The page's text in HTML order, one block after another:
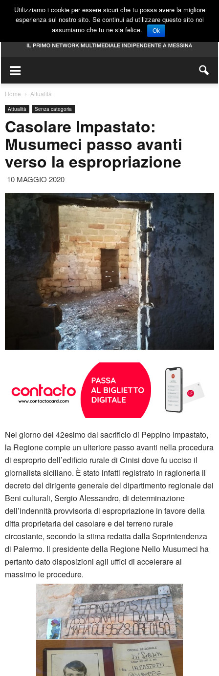
Home Attualità
Attualità Senza categoria
Casolare Impastato:
Musumeci passo avanti
verso la espropriazione
10 MAGGIO 2020
Nel giorno del 42esimo dal sacrificio di Peppino Impastato,
la Regione compie un ulteriore passo avanti nella procedura
di esproprio dell’edificio rurale di Cinisi dove fu ucciso il
giornalista siciliano. È stato infatti registrato in ragioneria il
decreto del dirigente generale del dipartimento regionale dei
Beni culturali, Sergio Alessandro, di determinazione
dell’indennità provvisoria di espropriazione in favore della
ditta proprietaria del casolare e del terreno rurale
circostante, secondo la stima redatta dalla Soprintendenza
di Palermo. Il presidente della Regione Nello Musumeci ha
pertanto dato disposizioni agli uffici di accelerare al
massimo le procedure.
Utilizziamo i cookie per essere sicuri che tu possa avere la migliore
esperienza sul nostro sito. Se continui ad utilizzare questo sito noi
assumiamo che tu ne sia felice.
Ok